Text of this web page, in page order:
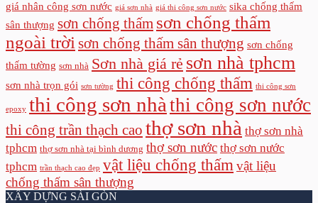
giá nhân công sơn nước giá sơn nhà giá thi công sơn nước sika chống thấm
sân thượng sơn chống thấm sơn chống thấm
ngoài trời sơn chống thấm sân thượng sơn chống
thấm tường sơn nhà Sơn nhà giá rẻ sơn nhà tphcm
sơn nhà trọn gói sơn tường thi công chống thấm thi công sơn
epoxy thi công sơn nhà thi công sơn nước
thi công trần thạch cao thợ sơn nhà thợ sơn nhà
tphcm thợ sơn nhà tại bình dương thợ sơn nước thợ sơn nước
tphcm trần thạch cao đẹp vật liệu chống thấm vật liệu
chống thấm sân thượng
XÂY DỰNG SÀI GÒN